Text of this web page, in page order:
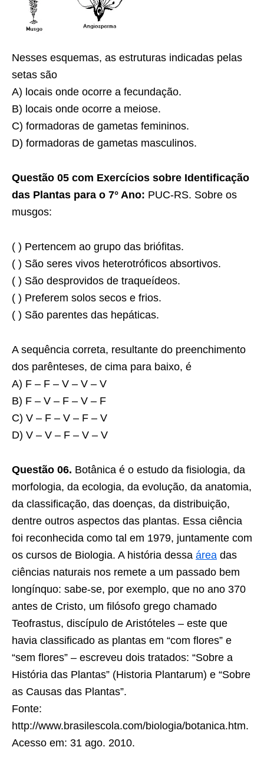
Nesses esquemas, as estruturas indicadas pelas
setas são
A) locais onde ocorre a fecundação.
B) locais onde ocorre a meiose.
C) formadoras de gametas femininos.
D) formadoras de gametas masculinos.
Questão 05 com Exercícios sobre Identificação
das Plantas para o 7° Ano: PUC-RS. Sobre os
musgos:
( ) Pertencem ao grupo das briófitas.
( ) São seres vivos heterotróficos absortivos.
( ) São desprovidos de traqueídeos.
( ) Preferem solos secos e frios.
( ) São parentes das hepáticas.
A sequência correta, resultante do preenchimento
dos parênteses, de cima para baixo, é
A) F – F – V – V – V
B) F – V – F – V – F
C) V – F – V – F – V
D) V – V – F – V – V
Questão 06. Botânica é o estudo da fisiologia, da
morfologia, da ecologia, da evolução, da anatomia,
da classificação, das doenças, da distribuição,
dentre outros aspectos das plantas. Essa ciência
foi reconhecida como tal em 1979, juntamente com
os cursos de Biologia. A história dessa área das
ciências naturais nos remete a um passado bem
longínquo: sabe-se, por exemplo, que no ano 370
antes de Cristo, um filósofo grego chamado
Teofrastus, discípulo de Aristóteles – este que
havia classificado as plantas em “com flores” e
“sem flores” – escreveu dois tratados: “Sobre a
História das Plantas” (Historia Plantarum) e “Sobre
as Causas das Plantas”.
Fonte:
http://www.brasilescola.com/biologia/botanica.htm.
Acesso em: 31 ago. 2010.